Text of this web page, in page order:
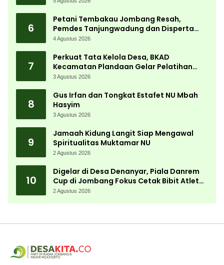
6
Petani Tembakau Jombang Resah,
Pemdes Tanjungwadung dan Disperta
Bergerak Cepat
4 Agustus 2026
7
Perkuat Tata Kelola Desa, BKAD
Kecamatan Plandaan Gelar Pelatihan
Aparatur Pemdes
3 Agustus 2026
8
Gus Irfan dan Tongkat Estafet NU Mbah
Hasyim
3 Agustus 2026
9
Jamaah Kidung Langit Siap Mengawal
Spiritualitas Muktamar NU
2 Agustus 2026
10
Digelar di Desa Denanyar, Piala Danrem
Cup di Jombang Fokus Cetak Bibit Atlet
Menembak Berprestasi
2 Agustus 2026